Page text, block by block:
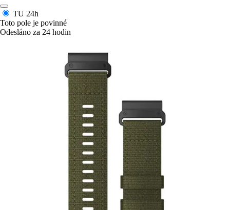
TU 24h
Toto pole je povinné
Odesláno za 24 hodin